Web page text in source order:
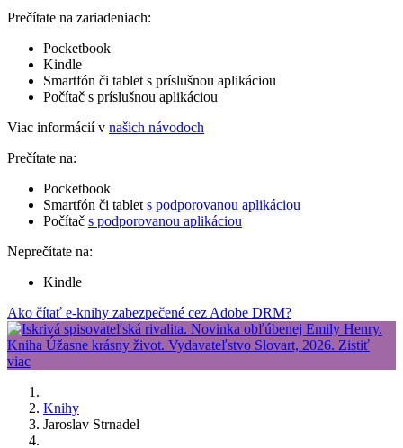
Prečítate na zariadeniach:
Pocketbook
Kindle
Smartfón či tablet s príslušnou aplikáciou
Počítač s príslušnou aplikáciou
Viac informácií v našich návodoch
Prečítate na:
Pocketbook
Smartfón či tablet s podporovanou aplikáciou
Počítač s podporovanou aplikáciou
Neprečítate na:
Kindle
Ako čítať e-knihy zabezpečené cez Adobe DRM?
Knihy
Jaroslav Strnadel